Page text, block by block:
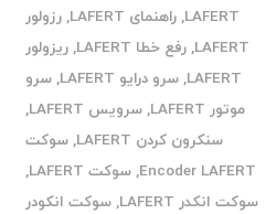
LAFERT
,راهنمای LAFERT ,رزولور
LAFERT
,رفع خطا LAFERT ,ریزولور
LAFERT
,سرو درایو LAFERT ,سرو
موتور LAFERT
,سرویس LAFERT
,
سنکرون کردن LAFERT
,سوکت
Encoder LAFERT
,سوکت LAFERT
,
سوکت انکدر LAFERT
,سوکت انکودر